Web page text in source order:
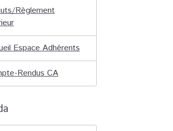
Règlement
Espace Adhérents
Rendus CA